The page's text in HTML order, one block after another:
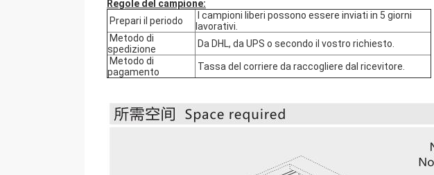
Regole del campione:
Prepari il periodo
I campioni liberi possono essere inviati in 5 giorni
lavorativi.
Metodo di
spedizione
Da DHL, da UPS o secondo il vostro richiesto.
Metodo di
pagamento
Tassa del corriere da raccogliere dal ricevitore.